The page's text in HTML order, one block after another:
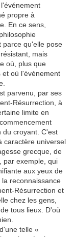
propre à
En ce sens,
parce qu'elle pose
mais
où, plus que
et où l'événement
parvenu, par ses
Résurrection, à
limite en
du croyant. C'est
caractère universel
grecque, de
par exemple, qui
aux yeux de
reconnaissance
Résurrection et
chez les gens,
tous lieux. D'où
telle «